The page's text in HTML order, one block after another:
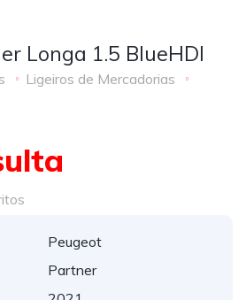
Longa 1.5 BlueHDI
Ligeiros de Mercadorias
Peugeot
Partner